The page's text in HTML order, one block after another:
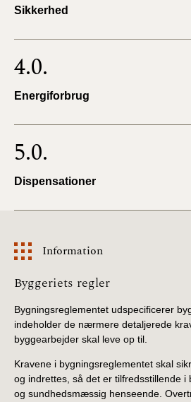
Sikkerhed
4.0.
Energiforbrug
5.0.
Dispensationer
Information
Information
Byggeriets regler
Bygningsreglementet udspecificerer
indeholder de nærmere detaljerede
byggearbejder skal leve op til.
Kravene i bygningsreglementet skal
og indrettes, så det er tilfredsstillende i
og sundhedsmæssig henseende.